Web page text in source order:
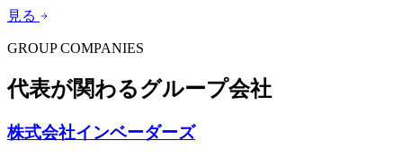
見る
GROUP COMPANIES
代表が関わるグループ会社
株式会社インベーダーズ